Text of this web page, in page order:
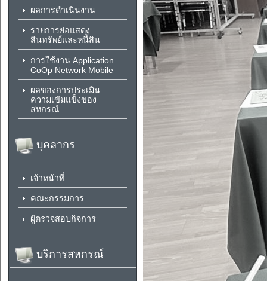
ผลการดำเนินงาน
รายการย่อแสดง
สินทรัพย์และหนี้สิน
การใช้งาน Application
CoOp Network Mobile
ผลของการประเมิน
ความเข้มแข็งของ
สหกรณ์
บุคลากร
เจ้าหน้าที่
คณะกรรมการ
ผู้ตรวจสอบกิจการ
บริการสหกรณ์